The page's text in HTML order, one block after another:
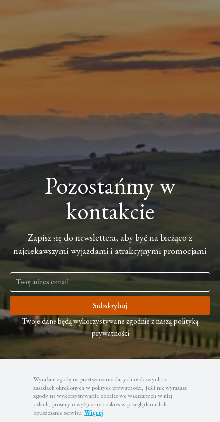
Wyrażam zgodę na przetwarzanie danych osobowych na
zasadach określonych w polityce prywatności, Jeśli nie wyrażasz
zgody na wykorzystywanie cookies we wskazanych w niej
celach, prosimy o wyłącznie cookies w przeglądarce lub
opuszczenie serwisu. Więcej
Pozostańmy w
kontakcie
Zapisz się do newslettera, aby być na bieżąco z
najciekawszymi wyjazdami i atrakcyjnymi promocjami
Subskrybuj
Twoje dane będą wykorzystywane zgodnie z naszą polityką
prywatności